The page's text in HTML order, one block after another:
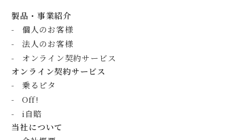
製品・事業紹介
個人のお客様
法人のお客様
オンライン契約サービス
オンライン契約サービス
乗るピタ
Off!
i自賠
当社について